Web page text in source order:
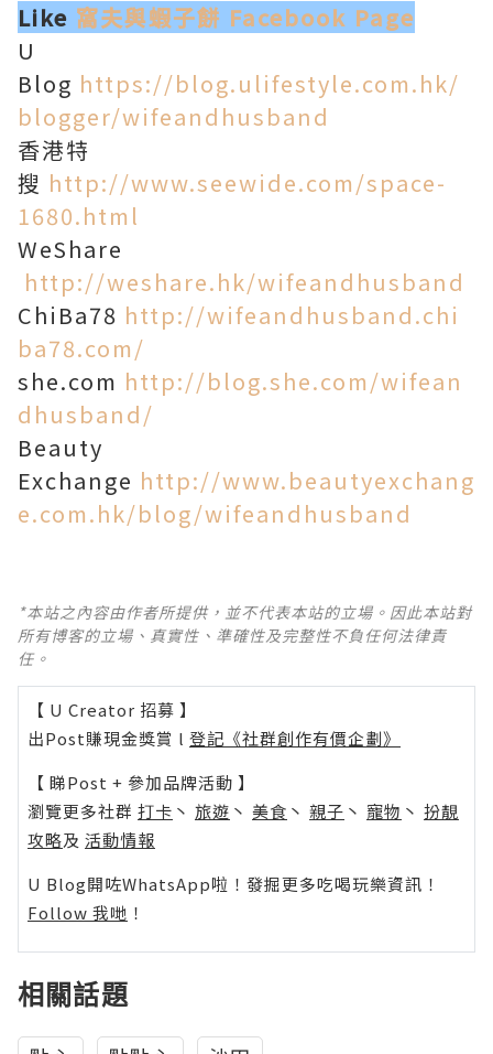
Like 窩夫與蝦子餅 Facebook Page
U
Blog https://blog.ulifestyle.com.hk/
blogger/wifeandhusband
香港特
搜 http://www.seewide.com/space-
1680.html
WeShare
http://weshare.hk/wifeandhusband
ChiBa78 http://wifeandhusband.chi
ba78.com/
she.com http://blog.she.com/wifean
dhusband/
Beauty
Exchange http://www.beautyexchang
e.com.hk/blog/wifeandhusband
*本站之內容由作者所提供，並不代表本站的立場。因此本站對
所有博客的立場、真實性、準確性及完整性不負任何法律責
任。
【 U Creator 招募 】
出Post賺現金獎賞 l 登記《社群創作有價企劃》
【 睇Post + 參加品牌活動 】
瀏覽更多社群 打卡 丶 旅遊 丶 美食 丶 親子 丶 寵物 丶 扮靚
攻略及 活動情報
U Blog開咗WhatsApp啦！發掘更多吃喝玩樂資訊！
Follow 我哋 ！
相關話題